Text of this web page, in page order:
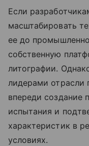
Если
масштабировать
ее до
собственную
литографии.
лидерами отрасли
впереди создание
испытания и
характеристик в
условиях.